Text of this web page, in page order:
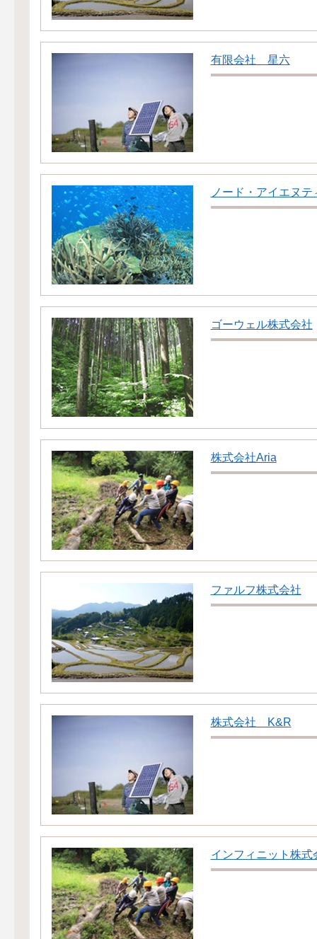
有限会社 星六
ノード・アイエヌテ
ゴーウェル株式会社
株式会社Aria
ファルフ株式会社
株式会社 K&R
インフィニット株式